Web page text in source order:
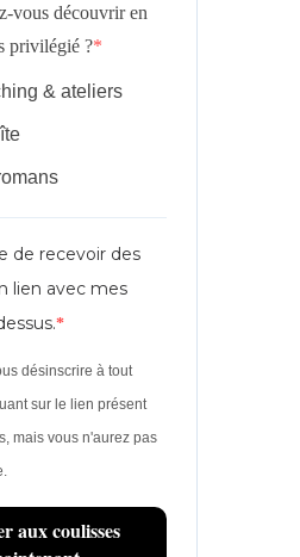
vous découvrir en
privilégié ?
& ateliers
de recevoir des
lien avec mes
désinscrire à tout
sur le lien présent
mais vous n'aurez pas
aux coulisses